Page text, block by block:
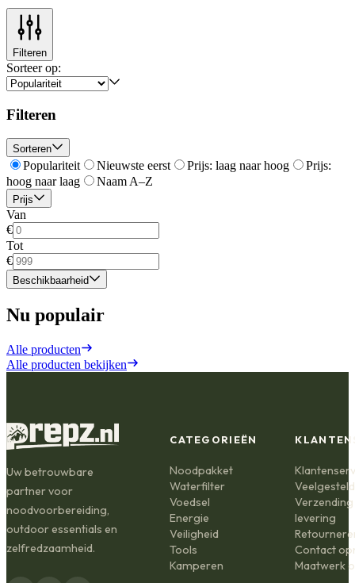
Filteren
Sorteer op:
Filteren
Sorteren
Populariteit Nieuwste eerst Prijs: laag naar hoog
Prijs:
hoog naar laag
Naam A–Z
Prijs
Van
€
Tot
€
Beschikbaarheid
Nu populair
Alle producten
Alle producten bekijken
Uw betrouwbare
partner voor
noodvoorbereiding,
outdoor essentials en
zelfredzaamheid.
CATEGORIEËN
Noodpakket
Waterfilter
Voedsel
Energie
Veiligheid
Tools
Kamperen
Verzending
levering
Contact
Maatwerk